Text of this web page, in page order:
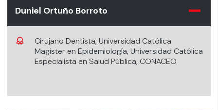
Duniel Ortuño Borroto
Cirujano Dentista, Universidad Católica
Magister en Epidemiología, Universidad Católica
Especialista en Salud Pública, CONACEO